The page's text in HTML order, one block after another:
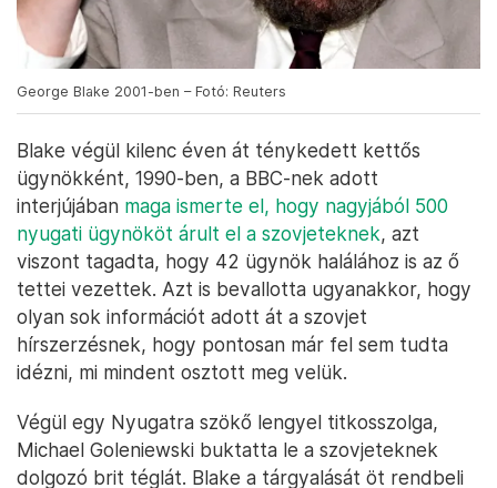
George Blake 2001-ben – Fotó: Reuters
Blake végül kilenc éven át ténykedett kettős
ügynökként, 1990-ben, a BBC-nek adott
interjújában maga ismerte el, hogy nagyjából 500
nyugati ügynököt árult el a szovjeteknek, azt
viszont tagadta, hogy 42 ügynök halálához is az ő
tettei vezettek. Azt is bevallotta ugyanakkor, hogy
olyan sok információt adott át a szovjet
hírszerzésnek, hogy pontosan már fel sem tudta
idézni, mi mindent osztott meg velük.
Végül egy Nyugatra szökő lengyel titkosszolga,
Michael Goleniewski buktatta le a szovjeteknek
dolgozó brit téglát. Blake a tárgyalását öt rendbeli